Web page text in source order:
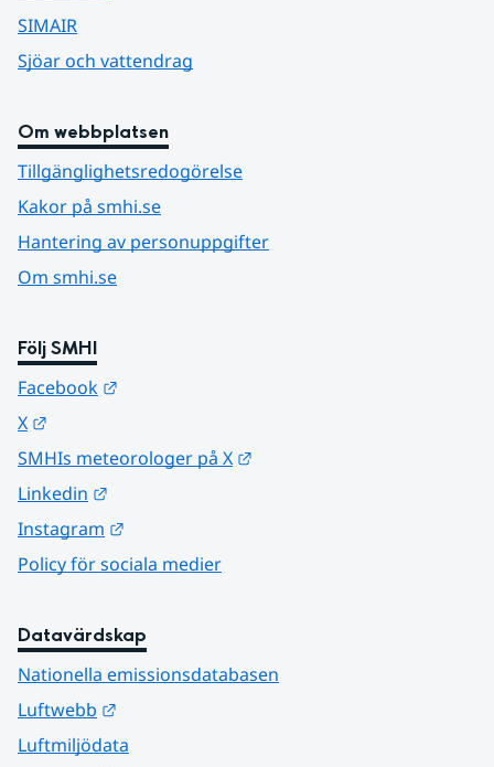
SIMAIR
Sjöar och vattendrag
Om webbplatsen
Tillgänglighetsredogörelse
Kakor på smhi.se
Hantering av personuppgifter
Om smhi.se
Följ SMHI
Facebook
X
SMHIs meteorologer på X
Linkedin
Instagram
Policy för sociala medier
Datavärdskap
Nationella emissionsdatabasen
Luftwebb
Luftmiljödata